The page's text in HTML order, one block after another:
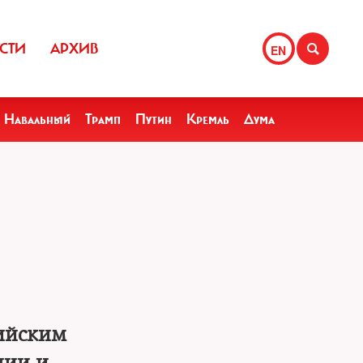
EN
АРХИВ
Навальный Трамп Путин Кремль Дума